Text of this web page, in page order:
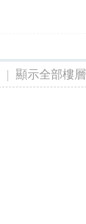
| 顯示全部樓層